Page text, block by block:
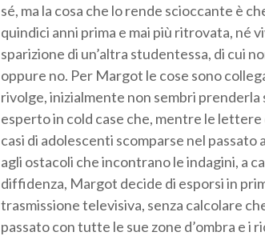
sé, ma la cosa che lo rende scioccante è
quindici anni prima e mai più ritrovata, né
sparizione di un’altra studentessa, di cui
oppure no. Per Margot le cose sono
rivolge, inizialmente non sembri
esperto in cold case che, mentre le
casi di adolescenti scomparse nel
agli ostacoli che incontrano le indagini, a
diffidenza, Margot decide di esporsi in
trasmissione televisiva, senza calcolare
passato con tutte le sue zone d’ombra e